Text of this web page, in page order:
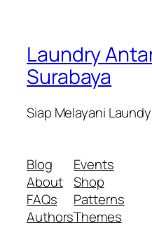
Laundry
Surabaya
Siap Melayani
Blog
About
FAQs
Authors
Events
Shop
Patterns
Themes